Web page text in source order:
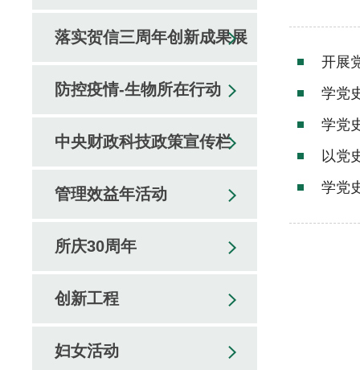
落实贺信三周年创新成果展
防控疫情-生物所在行动
中央财政科技政策宣传栏
管理效益年活动
所庆30周年
创新工程
妇女活动
开展
学党
学党
以党
学党